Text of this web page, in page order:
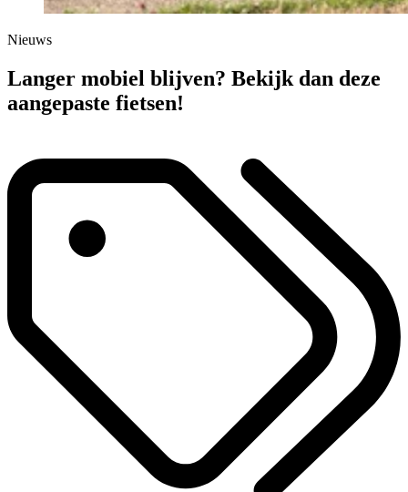
Nieuws
Langer mobiel blijven? Bekijk dan deze
aangepaste fietsen!